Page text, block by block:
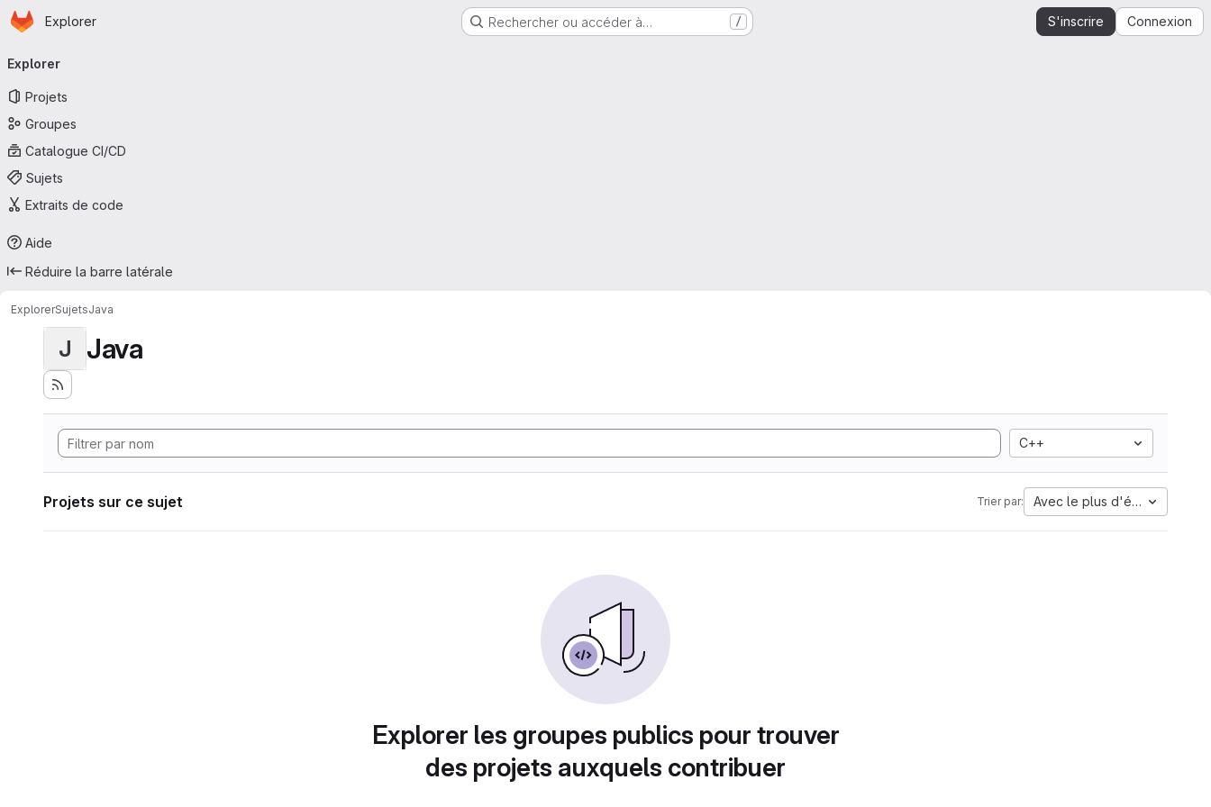
Passer au contenu principal
Page d'accueil
Explorer Rechercher ou accéder à… / S'inscrire Connexion
principale
Explorer
Projets
Groupes
Catalogue CI/CD
Sujets
Extraits de code
Aide
Réduire la barre latérale
ExplorerSujetsJava
J Java
C++
Projets sur ce sujet Trier par: Avec le plus d'étoiles
Explorer les groupes publics pour trouver
des projets auxquels contribuer